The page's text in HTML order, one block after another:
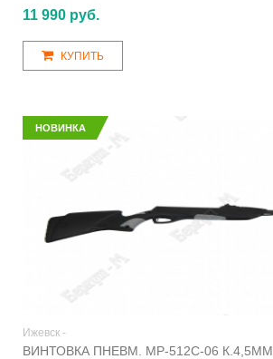
11 990 руб.
КУПИТЬ
НОВИНКА
Ижевск -
ВИНТОВКА ПНЕВМ. МР-512С-06 К.4,5ММ